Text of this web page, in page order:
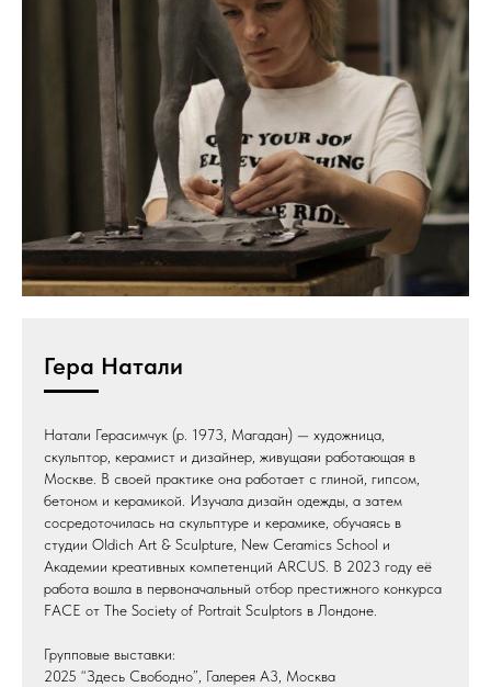
Гера Натали
Натали Герасимчук (р. 1973, Магадан) — художница,
скульптор, керамист и дизайнер, живущаяи работающая в
Москве. В своей практике она работает с глиной, гипсом,
бетоном и керамикой. Изучала дизайн одежды, а затем
сосредоточилась на скульптуре и керамике, обучаясь в
студии Oldich Art & Sculpture, New Ceramics School и
Академии креативных компетенций ARCUS. В 2023 году её
работа вошла в первоначальный отбор престижного конкурса
FACE от The Society of Portrait Sculptors в Лондоне.
Групповые выставки:
2025 “Здесь Свободно”, Галерея А3, Москва